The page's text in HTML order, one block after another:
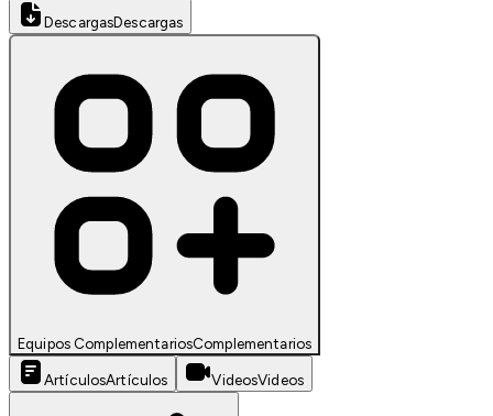
DescargasDescargas
Equipos ComplementariosComplementarios
ArtículosArtículos VideosVideos